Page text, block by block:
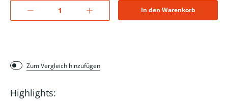
In den Warenkorb
Zum Vergleich hinzufügen
Highlights: